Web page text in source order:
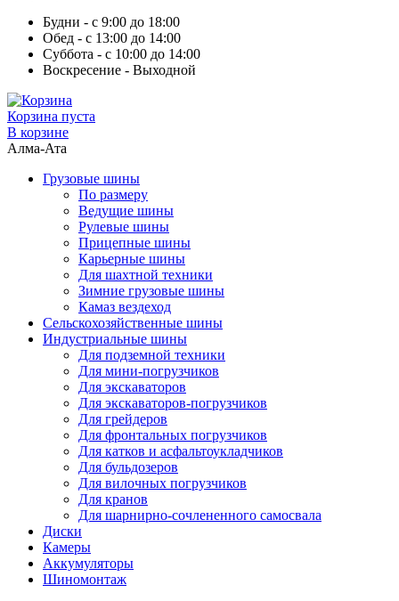
Будни - с 9:00 до 18:00
Обед - с 13:00 до 14:00
Суббота - с 10:00 до 14:00
Воскресение - Выходной
Корзина пуста
В корзине
Алма-Ата
Грузовые шины
По размеру
Ведущие шины
Рулевые шины
Прицепные шины
Карьерные шины
Для шахтной техники
Зимние грузовые шины
Камаз вездеход
Сельскохозяйственные шины
Индустриальные шины
Для подземной техники
Для мини-погрузчиков
Для экскаваторов
Для экскаваторов-погрузчиков
Для грейдеров
Для фронтальных погрузчиков
Для катков и асфальтоукладчиков
Для бульдозеров
Для вилочных погрузчиков
Для кранов
Для шарнирно-сочлененного самосвала
Диски
Камеры
Аккумуляторы
Шиномонтаж